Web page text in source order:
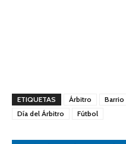
ETIQUETAS Árbitro
Día del Árbitro
Fútbol